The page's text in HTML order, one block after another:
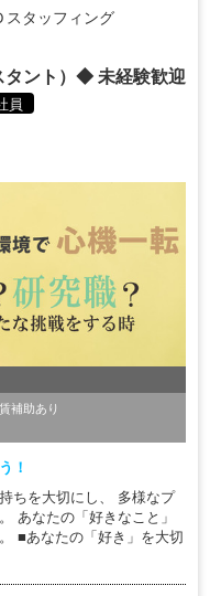
スタッフィング
タント）◆ 未経験歓迎
員
補助あり
！
ちを大切にし、 多様なプ
あなたの「好きなこと」
■あなたの「好き」を大切